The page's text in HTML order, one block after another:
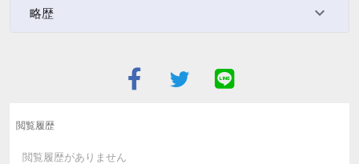
略歴
閲覧履歴
閲覧履歴がありません